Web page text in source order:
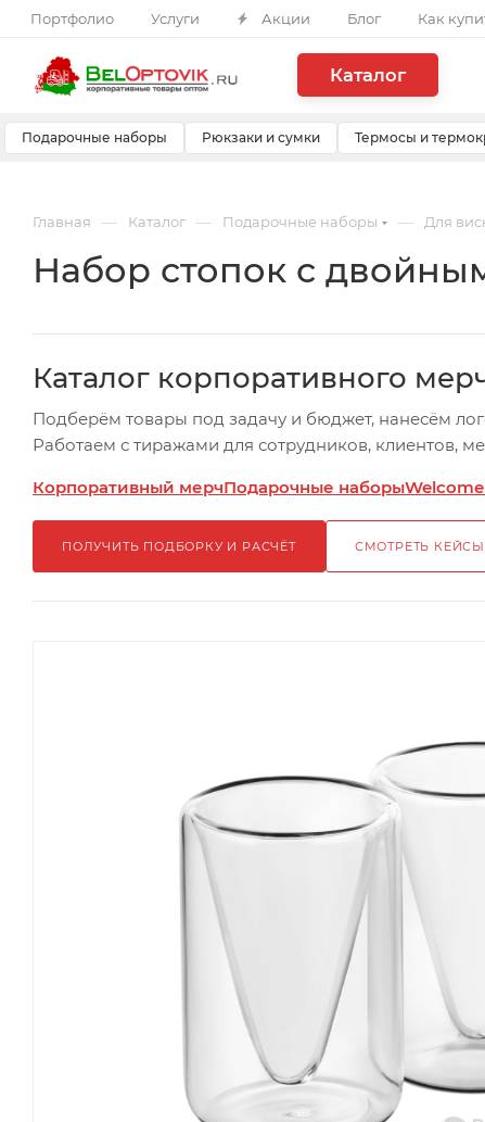
Портфолио Услуги Акции Блог Как
Каталог
Подарочные наборы Рюкзаки и сумки Термосы и
Главная — Каталог — Подарочные наборы — Для
Набор стопок с
Каталог корпоративного
Подберём товары под задачу и бюджет, нанесём
Работаем с тиражами для сотрудников, клиентов,
Корпоративный мерчПодарочные наборы
ПОЛУЧИТЬ ПОДБОРКУ И РАСЧЁТ СМОТРЕТЬ КЕЙСЫ